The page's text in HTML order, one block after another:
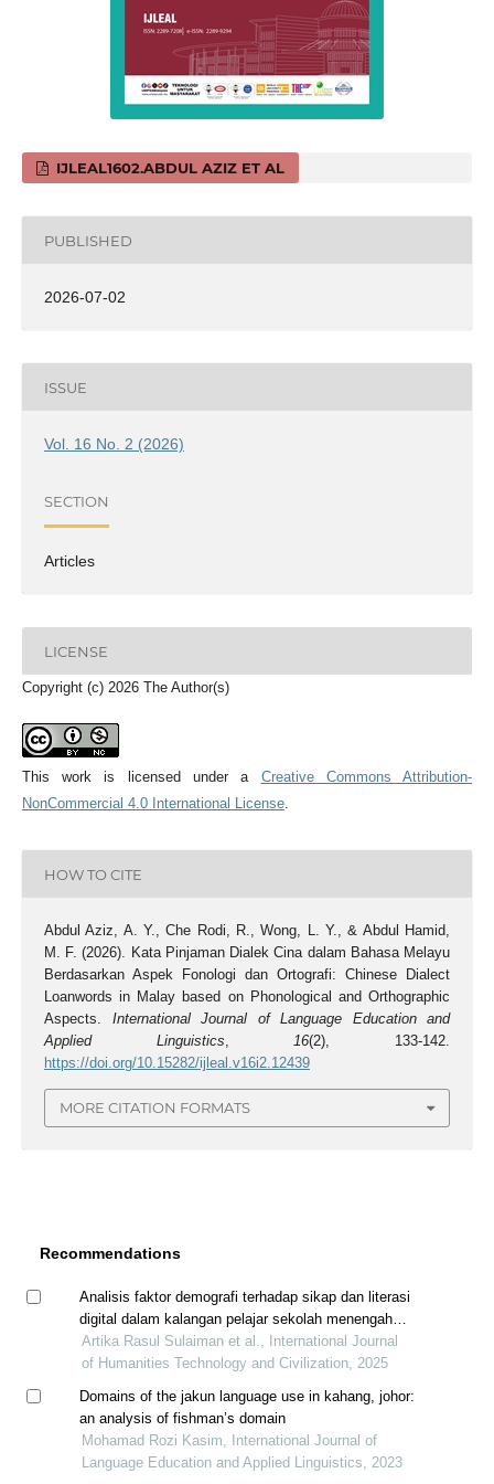
IJLEAL1602.ABDUL AZIZ ET AL
PUBLISHED
2026-07-02
ISSUE
Vol. 16 No. 2 (2026)
SECTION
Articles
LICENSE
Copyright (c) 2026 The Author(s)
This work is licensed under a Creative Commons Attribution-
NonCommercial 4.0 International License.
HOW TO CITE
Abdul Aziz, A. Y., Che Rodi, R., Wong, L. Y., & Abdul Hamid,
M. F. (2026). Kata Pinjaman Dialek Cina dalam Bahasa Melayu
Berdasarkan Aspek Fonologi dan Ortografi: Chinese Dialect
Loanwords in Malay based on Phonological and Orthographic
Aspects. International Journal of Language Education and
Applied Linguistics,16(2), 133-142.
https://doi.org/10.15282/ijleal.v16i2.12439
MORE CITATION FORMATS
Recommendations
Analisis faktor demografi terhadap sikap dan literasi
digital dalam kalangan pelajar sekolah menengah
agama negeri pahang
Artika Rasul Sulaiman et al., International Journal
of Humanities Technology and Civilization, 2025
Domains of the jakun language use in kahang, johor:
an analysis of fishman’s domain
Mohamad Rozi Kasim, International Journal of
Language Education and Applied Linguistics, 2023